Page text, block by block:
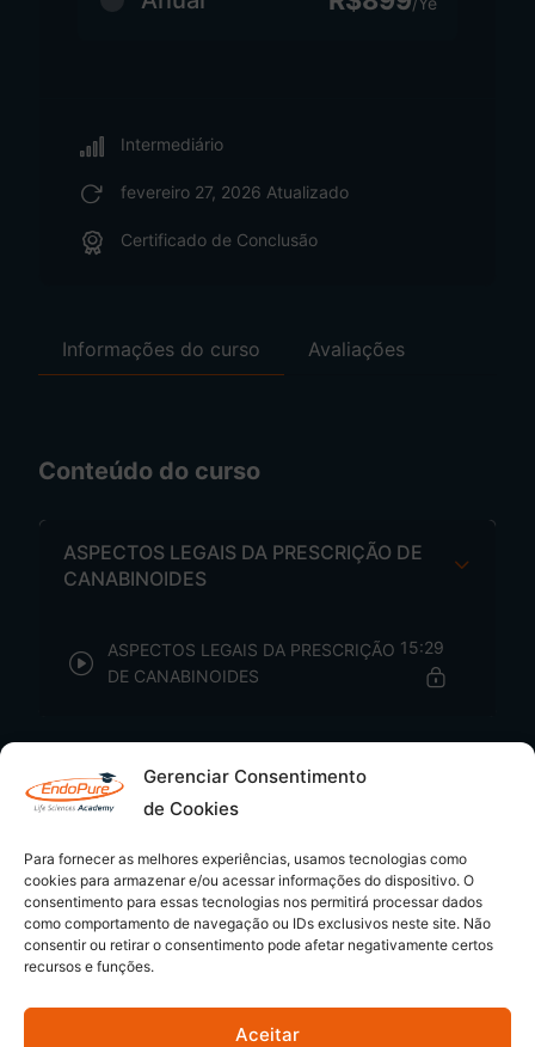
Gerenciar Consentimento
de Cookies
Para fornecer as melhores experiências, usamos tecnologias como
cookies para armazenar e/ou acessar informações do dispositivo. O
consentimento para essas tecnologias nos permitirá processar dados
como comportamento de navegação ou IDs exclusivos neste site. Não
consentir ou retirar o consentimento pode afetar negativamente certos
recursos e funções.
Aceitar
Intermediário
fevereiro 27, 2026 Atualizado
Certificado de Conclusão
Informações do curso Avaliações
Conteúdo do curso
ASPECTOS LEGAIS DA PRESCRIÇÃO DE
CANABINOIDES
ASPECTOS LEGAIS DA PRESCRIÇÃO
DE CANABINOIDES
15:29